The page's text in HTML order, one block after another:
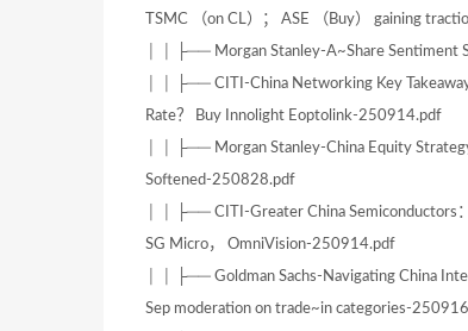
TSMC （on CL）； ASE （Buy） gaining
│ │ ├── Morgan Stanley-A~Share Sentiment
│ │ ├── CITI-China Networking Key
Rate？ Buy Innolight Eoptolink-250914.pdf
│ │ ├── Morgan Stanley-China Equity
Softened-250828.pdf
│ │ ├── CITI-Greater China Semiconductors
SG Micro， OmniVision-250914.pdf
│ │ ├── Goldman Sachs-Navigating China
Sep moderation on trade~in categories-